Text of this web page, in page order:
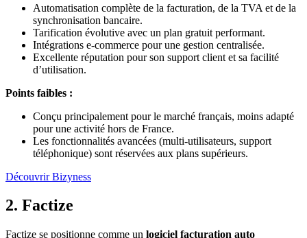
Automatisation complète de la facturation, de la TVA et de la
synchronisation bancaire.
Tarification évolutive avec un plan gratuit performant.
Intégrations e-commerce pour une gestion centralisée.
Excellente réputation pour son support client et sa facilité
d’utilisation.
Points faibles :
Conçu principalement pour le marché français, moins adapté
pour une activité hors de France.
Les fonctionnalités avancées (multi-utilisateurs, support
téléphonique) sont réservées aux plans supérieurs.
Découvrir Bizyness
2. Factize
Factize se positionne comme un logiciel facturation auto